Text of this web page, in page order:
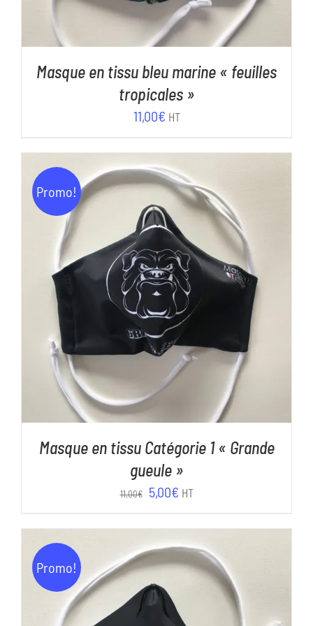
Masque en tissu bleu marine « feuilles
tropicales »
11,00€ HT
Promo!
AJOUTER AU PANIER /
Masque en tissu Catégorie 1 « Grande
gueule »
11,00€
Le
initial
était :
11,00€.
5,00€Le
actuel
est :
5,00€.
HT
Promo!